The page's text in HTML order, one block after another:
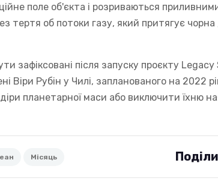
поле об'єкта і розриваються
тертя об потоки газу, який притягує чорна
зафіксовані після запуску проєкту
Віри Рубін у Чилі, запланованого на 2022
планетарної маси або виключити їхню
Місяць